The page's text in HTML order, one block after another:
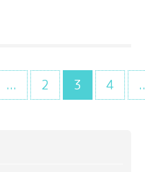
... 2 3 4